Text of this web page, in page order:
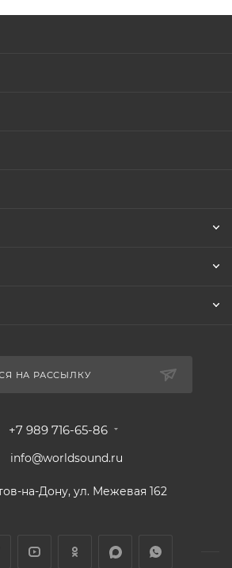
НА РАССЫЛКУ
+7 989 716-65-86
info@worldsound.ru
на-Дону, ул. Межевая 162